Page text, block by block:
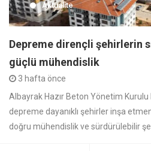
Aktüalite
Depreme dirençli şehirlerin
güçlü mühendislik
3 hafta önce
Albayrak Hazır Beton Yönetim Kurulu
depreme dayanıklı şehirler inşa
doğru mühendislik ve sürdürülebilir